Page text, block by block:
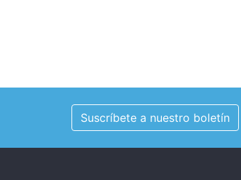
Suscríbete a nuestro boletín